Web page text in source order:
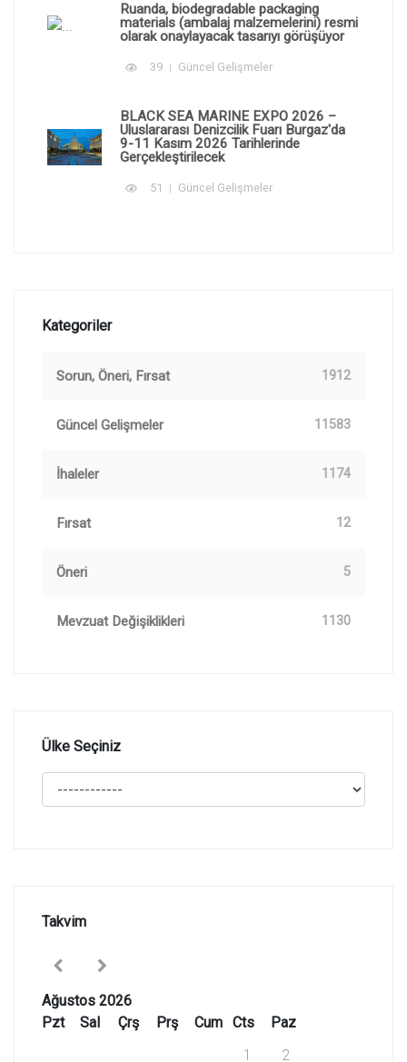
Ruanda, biodegradable packaging
materials (ambalaj malzemelerini) resmi
olarak onaylayacak tasarıyı görüşüyor
39 Güncel Gelişmeler
BLACK SEA MARINE EXPO 2026 –
Uluslararası Denizcilik Fuarı Burgaz'da
9-11 Kasım 2026 Tarihlerinde
Gerçekleştirilecek
51 Güncel Gelişmeler
Kategoriler
Sorun, Öneri, Fırsat 1912
Güncel Gelişmeler 11583
İhaleler 1174
Fırsat 12
Öneri 5
Mevzuat Değişiklikleri 1130
Ülke Seçiniz
Takvim
Ağustos 2026
Pzt
Sal Çrş Prş Cum Cts
Paz
1
2